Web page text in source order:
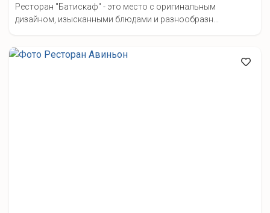
Ресторан "Батискаф" - это место с оригинальным
дизайном, изысканными блюдами и разнообразн...